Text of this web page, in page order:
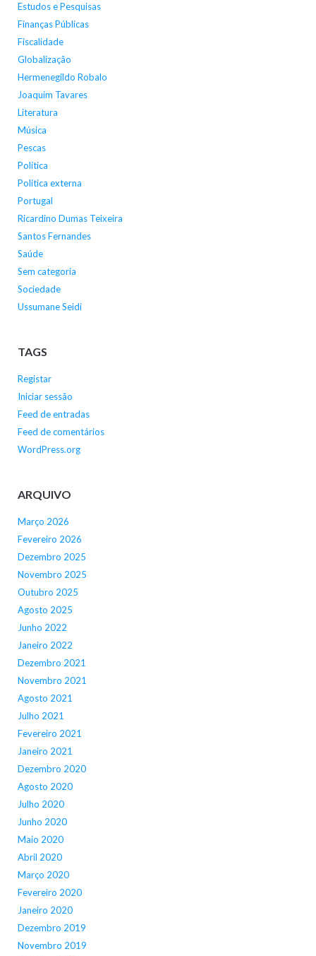
Estudos e Pesquisas
Finanças Públicas
Fiscalidade
Globalização
Hermenegildo Robalo
Joaquim Tavares
Literatura
Música
Pescas
Política
Política externa
Portugal
Ricardino Dumas Teixeira
Santos Fernandes
Saúde
Sem categoria
Sociedade
Ussumane Seidi
TAGS
Registar
Iniciar sessão
Feed de entradas
Feed de comentários
WordPress.org
ARQUIVO
Março 2026
Fevereiro 2026
Dezembro 2025
Novembro 2025
Outubro 2025
Agosto 2025
Junho 2022
Janeiro 2022
Dezembro 2021
Novembro 2021
Agosto 2021
Julho 2021
Fevereiro 2021
Janeiro 2021
Dezembro 2020
Agosto 2020
Julho 2020
Junho 2020
Maio 2020
Abril 2020
Março 2020
Fevereiro 2020
Janeiro 2020
Dezembro 2019
Novembro 2019